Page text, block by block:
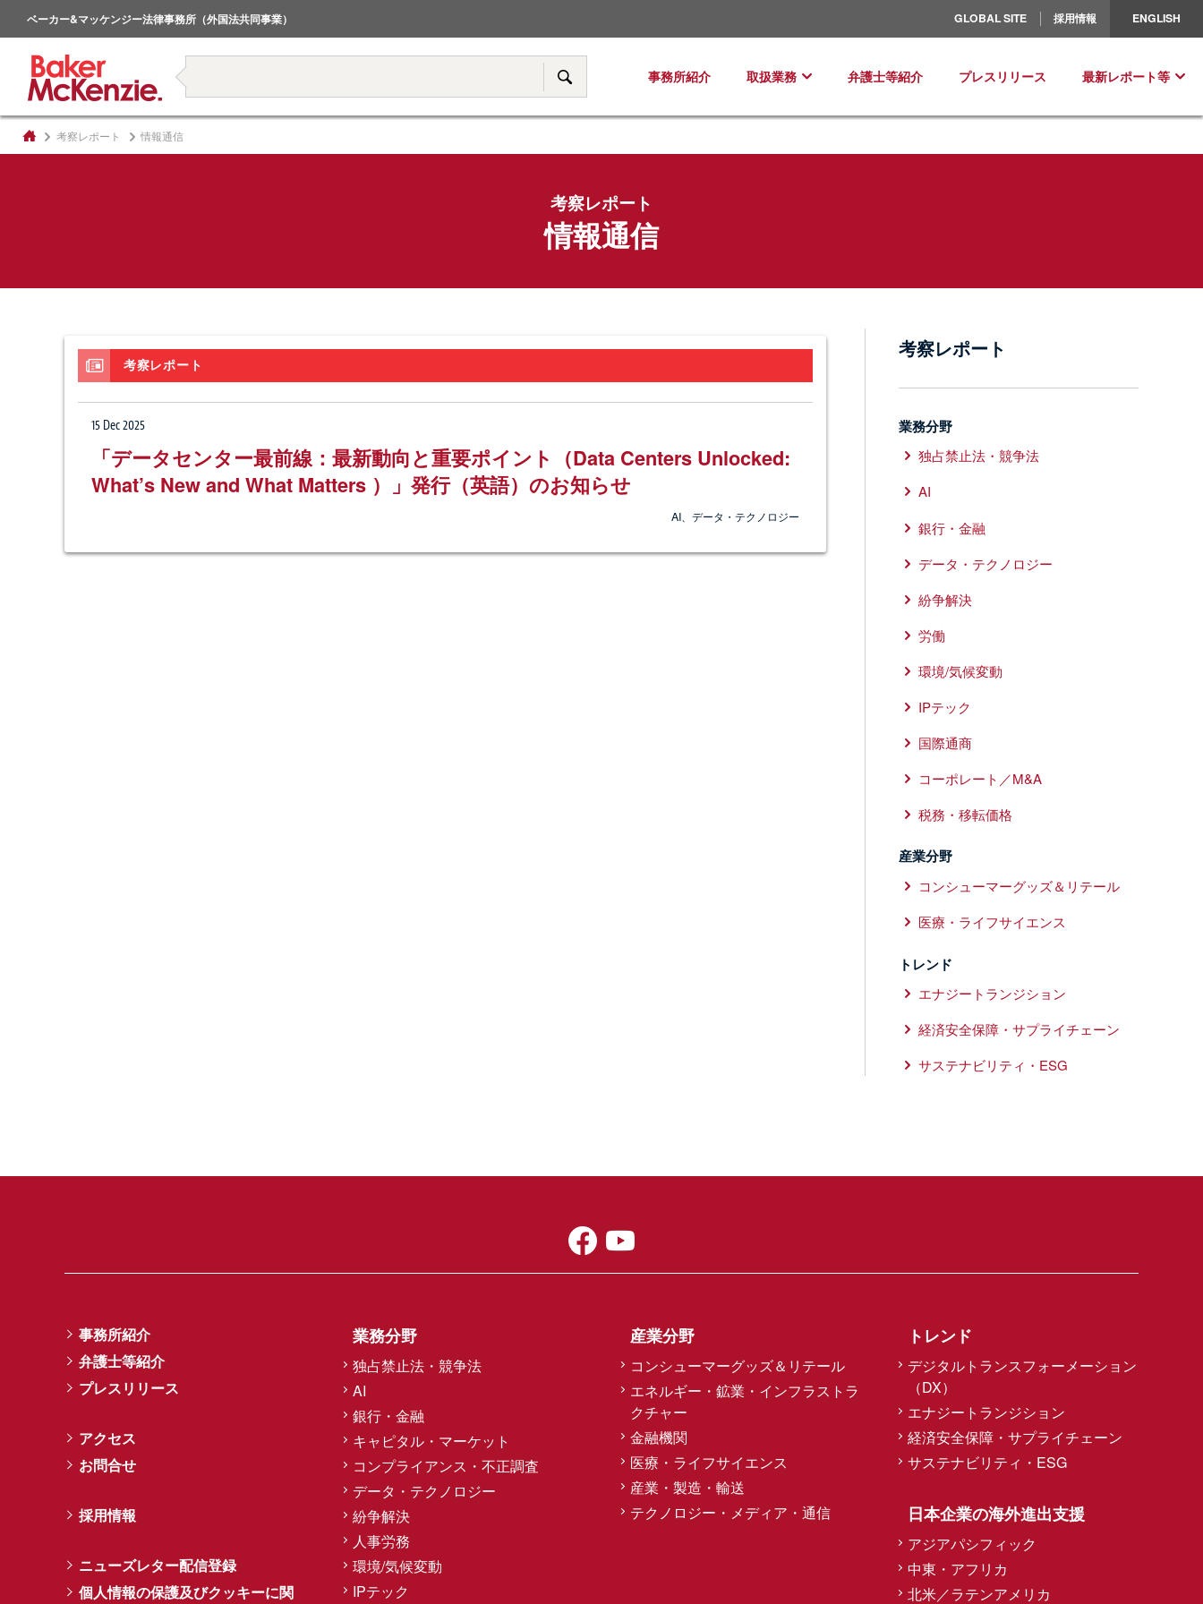
ベーカー&マッケンジー法律事務所（外国法共同事業） GLOBAL SITE 採用情報 ENGLISH
サイト内検索事務所紹介 取扱業務
ヨーロッパ
弁護士等紹介 プレスリリース 最新レポート等
著書
考察レポート 情報通信
考察レポート
情報通信
考察レポート
15 Dec 2025
「データセンター最前線：最新動向と重要ポイント（Data Centers Unlocked:
What’s New and What Matters ）」発行（英語）のお知らせ
AI、データ・テクノロジー
考察レポート
業務分野
独占禁止法・競争法
AI
銀行・金融
データ・テクノロジー
紛争解決
労働
環境/気候変動
IPテック
国際通商
コーポレート／M&A
税務・移転価格
産業分野
コンシューマーグッズ＆リテール
医療・ライフサイエンス
トレンド
エナジートランジション
経済安全保障・サプライチェーン
サステナビリティ・ESG
事務所紹介
弁護士等紹介
プレスリリース
アクセス
お問合せ
採用情報
ニューズレター配信登録
個人情報の保護及びクッキーに関
業務分野
独占禁止法・競争法
AI
銀行・金融
キャピタル・マーケット
コンプライアンス・不正調査
データ・テクノロジー
紛争解決
人事労務
環境/気候変動
IPテック
産業分野
コンシューマーグッズ＆リテール
エネルギー・鉱業・インフラストラ
クチャー
金融機関
医療・ライフサイエンス
産業・製造・輸送
テクノロジー・メディア・通信
トレンド
デジタルトランスフォーメーション
（DX）
エナジートランジション
経済安全保障・サプライチェーン
サステナビリティ・ESG
日本企業の海外進出支援
アジアパシフィック
中東・アフリカ
北米／ラテンアメリカ